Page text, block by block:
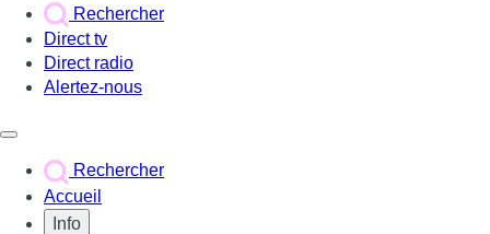
Rechercher
Direct tv
Direct radio
Alertez-nous
Rechercher
Accueil
Info